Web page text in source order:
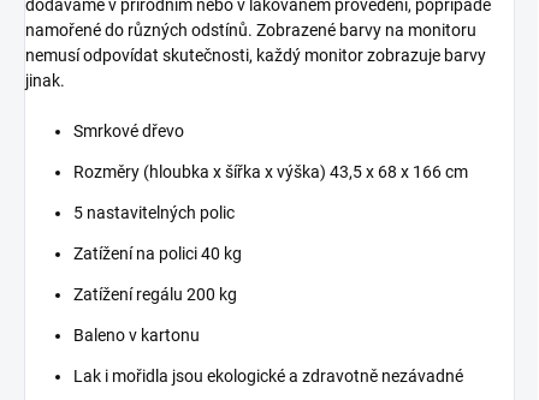
dodáváme v přírodním nebo v lakovaném provedení, popřípadě
namořené do různých odstínů. Zobrazené barvy na monitoru
nemusí odpovídat skutečnosti, každý monitor zobrazuje barvy
jinak.
Smrkové dřevo
Rozměry (hloubka x šířka x výška) 43,5 x 68 x 166 cm
5 nastavitelných polic
Zatížení na polici 40 kg
Zatížení regálu 200 kg
Baleno v kartonu
Lak i mořidla jsou ekologické a zdravotně nezávadné